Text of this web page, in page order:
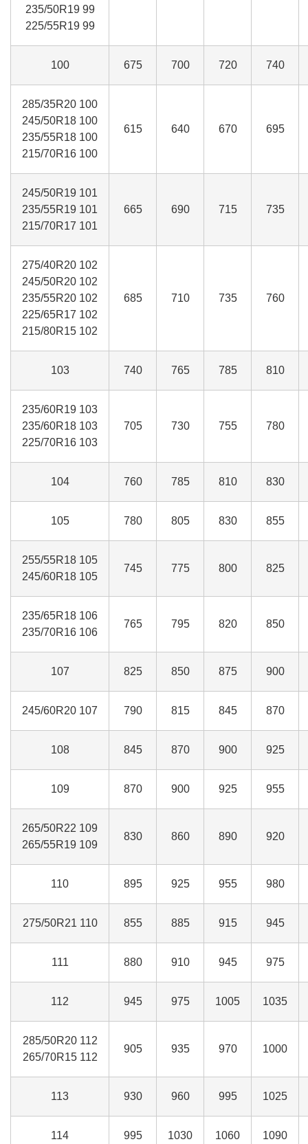
235/50R19 99
225/55R19 99
100 675 700 720 740
285/35R20 100
245/50R18 100
235/55R18 100
215/70R16 100
615 640 670 695
245/50R19 101
235/55R19 101
215/70R17 101
665 690 715 735
275/40R20 102
245/50R20 102
235/55R20 102
225/65R17 102
215/80R15 102
685 710 735 760
103 740 765 785 810
235/60R19 103
235/60R18 103
225/70R16 103
705 730 755 780
104 760 785 810 830
105 780 805 830 855
255/55R18 105
245/60R18 105
745 775 800 825
235/65R18 106
235/70R16 106
765 795 820 850
107 825 850 875 900
245/60R20 107 790 815 845 870
108 845 870 900 925
109 870 900 925 955
265/50R22 109
265/55R19 109
830 860 890 920
110 895 925 955 980
275/50R21 110 855 885 915 945
111 880 910 945 975
112 945 975 1005 1035
285/50R20 112
265/70R15 112
905 935 970 1000
113 930 960 995 1025
114 995 1030 1060 1090